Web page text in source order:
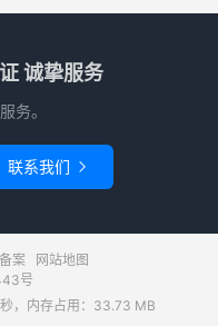
诚挚服务
务。
联系我们 
案
网站地图
号
，内存占用：33.73 MB